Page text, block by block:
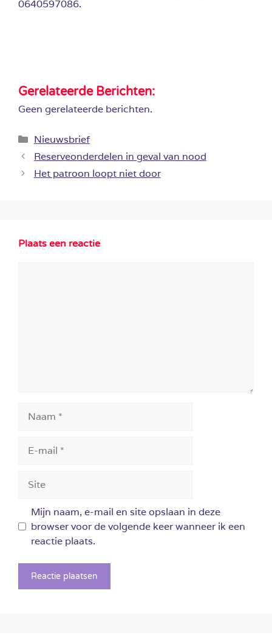
0640597086.
Gerelateerde Berichten:
Geen gerelateerde berichten.
Categorieën
Nieuwsbrief
Reserveonderdelen in geval van nood
Het patroon loopt niet door
Plaats een reactie
mail
Mijn naam, e-mail en site opslaan in deze
browser voor de volgende keer wanneer ik een
reactie plaats.